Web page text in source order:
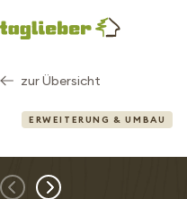
zur Übersicht
ERWEITERUNG & UMBAU